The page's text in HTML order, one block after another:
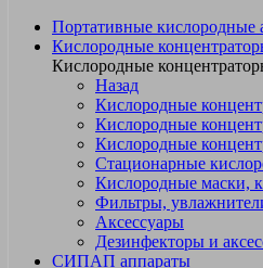
Портативные кислородные
Кислородные
Кислородные
Назад
Кислородные
Кислородные
Кислородные
Стационарные
Кислородные маски,
Фильтры,
Аксессуары
Дезинфекторы и
СИПАП аппараты